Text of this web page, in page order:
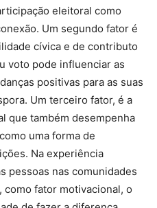
eleitoral como
Um segundo fator é
cívica e de contributo
voto pode influenciar as
positivas para as suas
Um terceiro fator, é a
que também desempenha
uma forma de
Na experiência
pessoas nas comunidades
como fator motivacional, o